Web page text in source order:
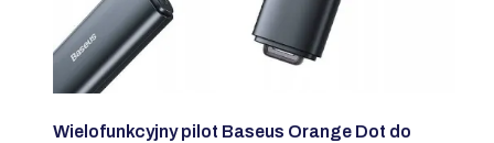
Wielofunkcyjny pilot Baseus Orange Dot do